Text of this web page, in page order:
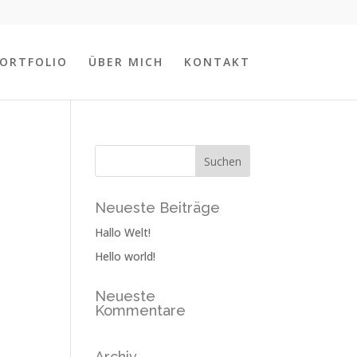
ÜBER MICH KONTAKT
Neueste Beiträge
Hallo Welt!
Hello world!
Neueste
Kommentare